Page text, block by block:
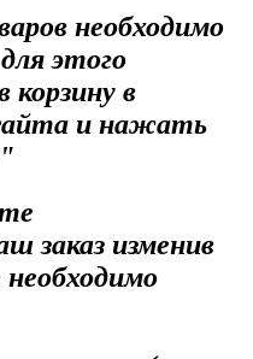
необходимо
этого
корзину в
и нажать
заказ изменив